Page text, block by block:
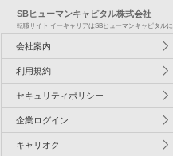
SBヒューマンキャピタル株式会社
転職サイト イーキャリアはSBヒューマンキャピタル
会社案内
利用規約
セキュリティポリシー
企業ログイン
キャリオク